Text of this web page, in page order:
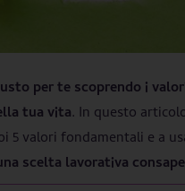
per tescoprendo i
tua vita. In questo
5 valori fondamentali e a
scelta lavorativa